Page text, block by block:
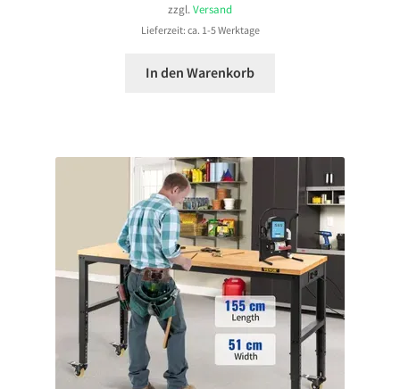
zzgl. Versand
Lieferzeit: ca. 1-5 Werktage
In den Warenkorb